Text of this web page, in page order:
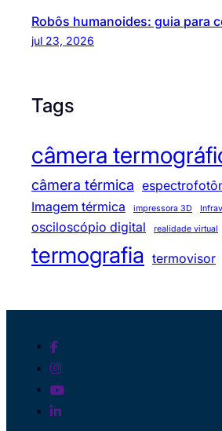
Robôs humanoides: guia para
jul 23, 2026
Tags
câmera
câmera térmica
Imagem térmica
impressora 3D
osciloscópio digital realidade virtual
termografia termovisor